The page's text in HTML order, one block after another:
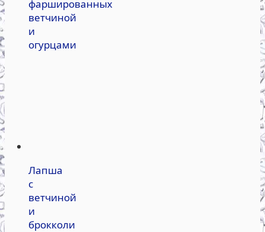
фаршированных
ветчиной
и
огурцами
Лапша
с
ветчиной
и
брокколи